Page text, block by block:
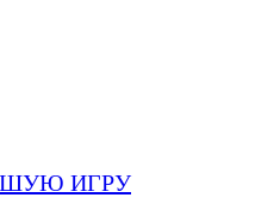
ИГРУ